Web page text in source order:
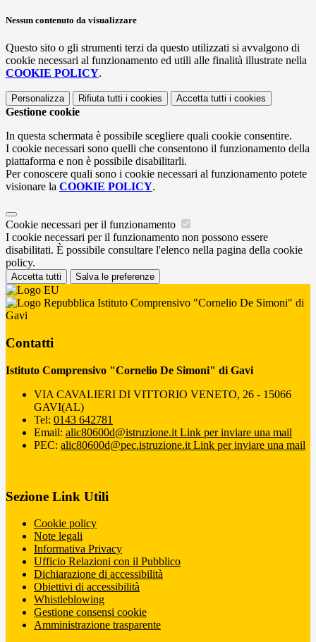
Nessun contenuto da visualizzare
Questo sito o gli strumenti terzi da questo utilizzati si avvalgono di
cookie necessari al funzionamento ed utili alle finalità illustrate nella
COOKIE POLICY.
Personalizza Rifiuta tutti i cookies Accetta tutti i cookies
Gestione cookie
In questa schermata è possibile scegliere quali cookie consentire.
I cookie necessari sono quelli che consentono il funzionamento della
piattaforma e non è possibile disabilitarli.
Per conoscere quali sono i cookie necessari al funzionamento potete
visionare la COOKIE POLICY.
Cookie necessari per il funzionamento
I cookie necessari per il funzionamento non possono essere
disabilitati. È possibile consultare l'elenco nella pagina della cookie
policy.
Accetta tutti Salva le preferenze
Istituto Comprensivo "Cornelio De Simoni" di
Gavi
Contatti
Istituto Comprensivo "Cornelio De Simoni" di Gavi
VIA CAVALIERI DI VITTORIO VENETO, 26 - 15066
GAVI(AL)
Tel: 0143 642781
Email: alic80600d@istruzione.it Link per inviare una mail
PEC: alic80600d@pec.istruzione.it Link per inviare una mail
Sezione Link Utili
Cookie policy
Note legali
Informativa Privacy
Ufficio Relazioni con il Pubblico
Dichiarazione di accessibilità
Obiettivi di accessibilità
Whistleblowing
Gestione consensi cookie
Amministrazione trasparente